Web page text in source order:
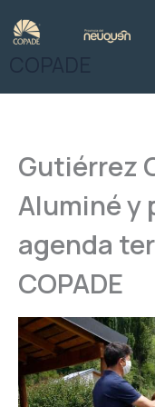
contenido
Gutiérrez
Aluminé y
agenda
COPADE